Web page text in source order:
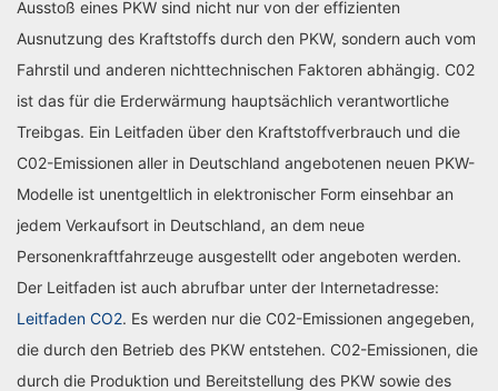
Ausstoß eines PKW sind nicht nur von der effizienten
Ausnutzung des Kraftstoffs durch den PKW, sondern auch vom
Fahrstil und anderen nichttechnischen Faktoren abhängig. C02
ist das für die Erderwärmung hauptsächlich verantwortliche
Treibgas. Ein Leitfaden über den Kraftstoffverbrauch und die
C02-Emissionen aller in Deutschland angebotenen neuen PKW-
Modelle ist unentgeltlich in elektronischer Form einsehbar an
jedem Verkaufsort in Deutschland, an dem neue
Personenkraftfahrzeuge ausgestellt oder angeboten werden.
Der Leitfaden ist auch abrufbar unter der Internetadresse:
Leitfaden CO2. Es werden nur die C02-Emissionen angegeben,
die durch den Betrieb des PKW entstehen. C02-Emissionen, die
durch die Produktion und Bereitstellung des PKW sowie des